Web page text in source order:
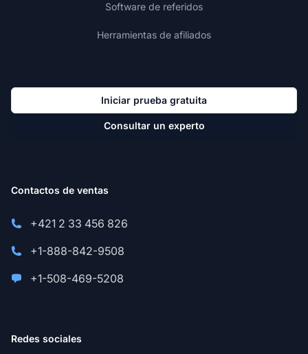
Software de referidos
Herramientas de afiliados
Iniciar prueba gratuita
Consultar un experto
Contactos de ventas
+421 2 33 456 826
+1-888-842-9508
+1-508-469-5208
Redes sociales